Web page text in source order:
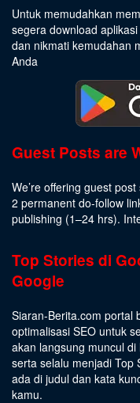
Untuk memudahkan
segera download
dan nikmati kemudahan
Anda
Guest Posts are
We’re offering guest
2 permanent do-follow
publishing (1–24 hrs).
Top Stories di
Google
Siaran-Berita.com portal
optimalisasi SEO untuk
akan langsung muncul
serta selalu menjadi Top
ada di judul dan kata
kamu.